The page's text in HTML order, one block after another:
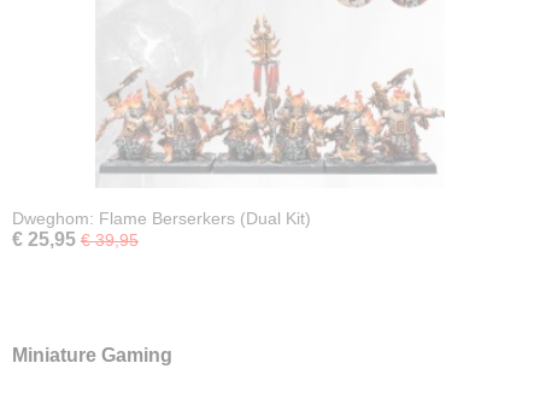
Dweghom: Flame Berserkers (Dual Kit)
€ 25,95 € 39,95
Miniature Gaming